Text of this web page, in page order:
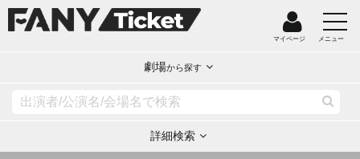
マイページ メニュー
劇場から探す
詳細検索